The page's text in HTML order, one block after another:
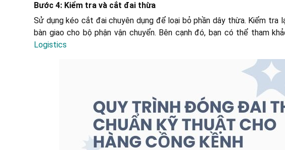
Bước 4: Kiểm tra và cắt đai thừa
Sử dụng kéo cắt đai chuyên dụng để loại bỏ phần dây thừa. Kiểm
bàn giao cho bộ phận vận chuyển. Bên cạnh đó, bạn có thể tham
Logistics